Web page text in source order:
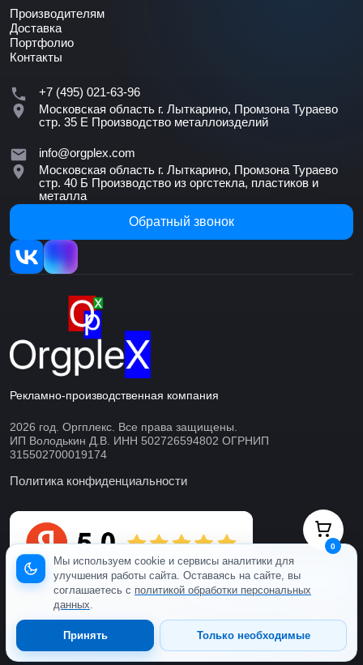
Производителям
Доставка
Портфолио
Контакты
+7 (495) 021-63-96
Московская область г. Лыткарино, Промзона Тураево
стр. 35 Е Производство металлоизделий
info@orgplex.com
Московская область г. Лыткарино, Промзона Тураево
стр. 40 Б Производство из оргстекла, пластиков и
металла
Обратный звонок
Рекламно-производственная компания
2026 год. Оргплекс. Все права защищены.
ИП Володькин Д.В. ИНН 502726594802 ОГРНИП
315502700019174
Политика конфиденциальности
Мы используем cookie и сервисы аналитики для
улучшения работы сайта. Оставаясь на сайте, вы
соглашаетесь с политикой обработки персональных
данных.
Только необходимые
Принять
0
Готовы ответить онлайн